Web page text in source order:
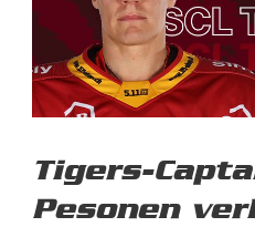
Tigers-
Pesonen